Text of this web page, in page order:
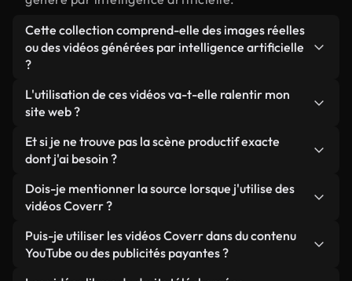
Cette collection comprend-elle des images réelles
ou des vidéos générées par intelligence artificielle
?
Les deux. Il s'agit d'une bibliothèque hybride
composée de véritables images filmées par des
générées par IA. Chaque vidéo est clairement
identifiée afin que vous sachiez toujours ce que
vous utilisez.
L'utilisation de ces vidéos va-t-elle ralentir mon
site web ?
Sauf si vous choisissez nos versions optimisées.
Nous proposons des formats légers, prêts pour le
ils conservent une qualité élevée tout en
minimisant les temps de chargement et en
améliorant des indicateurs comme le LCP.
Et si je ne trouve pas la scène productif exacte
dont j'ai besoin ?
Vous pouvez en créer une instantanément avec
Coverr AI Studio. Il vous suffit de décrire la scène,
Studio générera en quelques secondes une vidéo
personnalisée conforme à nos normes de licence.
Dois-je mentionner la source lorsque j'utilise des
vidéos Coverr ?
Aucune attribution n'est requise. Toutes les vidéos
de notre bibliothèque sont libres de droits et
Puis-je utiliser les vidéos Coverr dans du contenu
YouTube ou des publicités payantes ?
Oui. Toutes les séquences vidéo de Coverr peuvent